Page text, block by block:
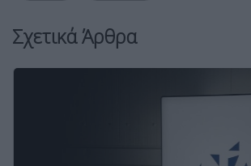
Σχετικά Άρθρα